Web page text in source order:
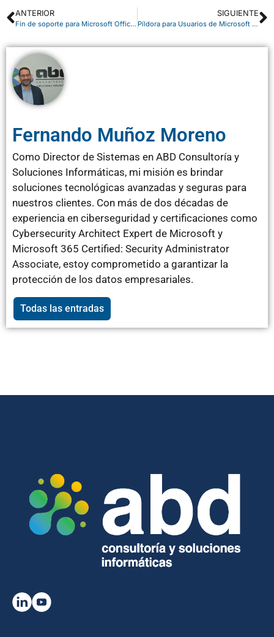
ANTERIOR
Fin de soporte para Microsoft Office 2010
SIGUIENTE
Píldora para Usuarios de Microsoft 365: enlaces de interés
Fernando Muñoz Moreno
Como Director de Sistemas en ABD Consultoría y
Soluciones Informáticas, mi misión es brindar
soluciones tecnológicas avanzadas y seguras para
nuestros clientes. Con más de dos décadas de
experiencia en ciberseguridad y certificaciones como
Cybersecurity Architect Expert de Microsoft y
Microsoft 365 Certified: Security Administrator
Associate, estoy comprometido a garantizar la
protección de los datos empresariales.
Todas las entradas